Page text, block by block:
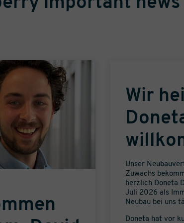
Wir
Unser
Zuwachs
herzlich Doneta
Juli 2026 als
Neubau bei uns
Doneta hat vor